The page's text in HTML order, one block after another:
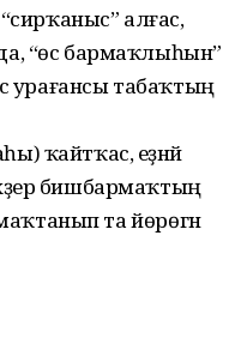
алғас,
“өс бармаҡлыһын”
урағансы табаҡтың
ҡайтҡас, еҙнәй
бишбармаҡтың
та йөрөгән